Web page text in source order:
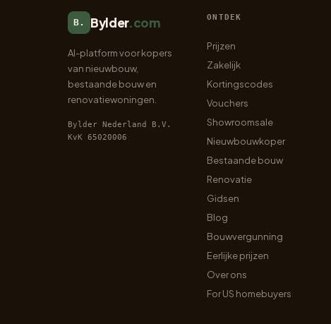
B. Bylder.com
AI-platform voor kopers
van nieuwbouw,
bestaande bouw en
renovatiewoningen.
Bylder Nederland B.V.
KvK 65020006
ONTDEK
Prijzen
Zakelijk
Kortingscodes
Vouchers
Showroomsale
Nieuwbouwkoper
Bestaande bouw
Renovatie
Gidsen
Blog
Bouwvergunning
Eerlijke prijzen
Over ons
For US homebuyers